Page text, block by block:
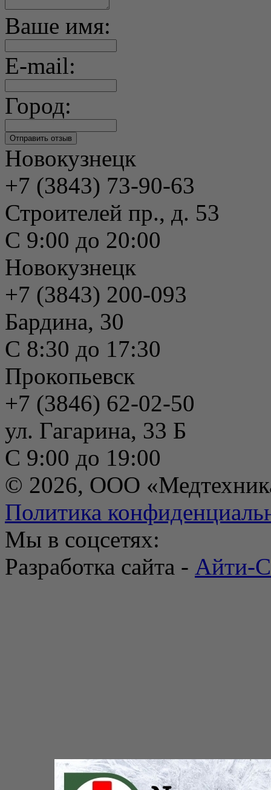
Ваше имя:
E-mail:
Город:
Новокузнецк
+7 (3843) 73-90-63
Строителей пр., д. 53
С 9:00 до 20:00
Новокузнецк
+7 (3843) 200-093
Бардина, 30
С 8:30 до 17:30
Прокопьевск
+7 (3846) 62-02-50
ул. Гагарина, 33 Б
С 9:00 до 19:00
© 2026, ООО
Политика
Мы в соцсетях:
Разработка сайта - Айти-